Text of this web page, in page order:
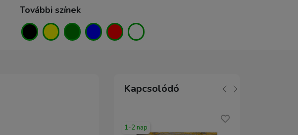
További színek
Kapcsolódó
1-2 nap